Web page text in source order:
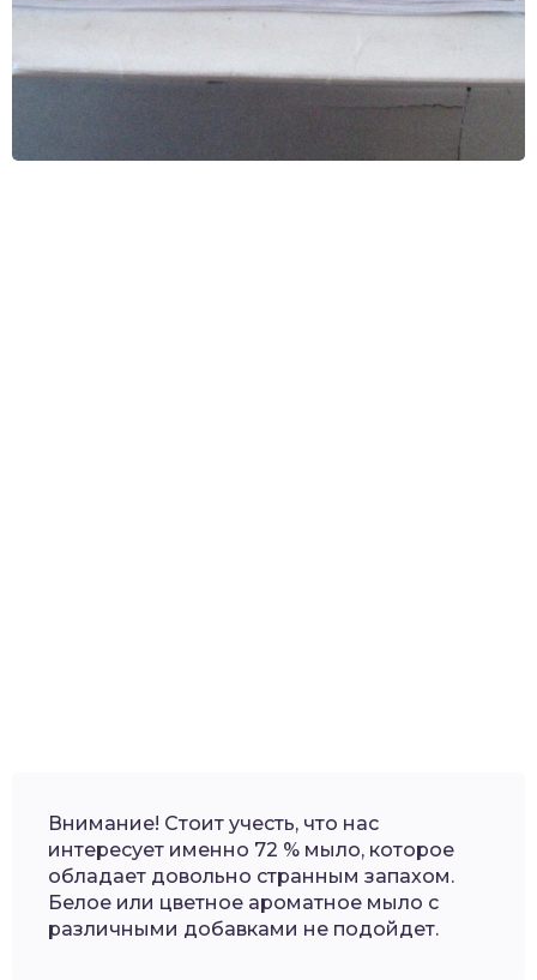
Внимание! Стоит учесть, что нас
интересует именно 72 % мыло, которое
обладает довольно странным запахом.
Белое или цветное ароматное мыло с
различными добавками не подойдет.